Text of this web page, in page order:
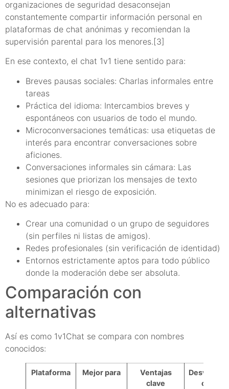
organizaciones de seguridad desaconsejan
constantemente compartir información personal en
plataformas de chat anónimas y recomiendan la
supervisión parental para los menores.[3]
En ese contexto, el chat 1v1 tiene sentido para:
Breves pausas sociales: Charlas informales entre
tareas
Práctica del idioma: Intercambios breves y
espontáneos con usuarios de todo el mundo.
Microconversaciones temáticas: usa etiquetas de
interés para encontrar conversaciones sobre
aficiones.
Conversaciones informales sin cámara: Las
sesiones que priorizan los mensajes de texto
minimizan el riesgo de exposición.
No es adecuado para:
Crear una comunidad o un grupo de seguidores
(sin perfiles ni listas de amigos).
Redes profesionales (sin verificación de identidad)
Entornos estrictamente aptos para todo público
donde la moderación debe ser absoluta.
Comparación con
alternativas
Así es como 1v1Chat se compara con nombres
conocidos:
Plataforma Mejor para
Ventajas
clave
clave